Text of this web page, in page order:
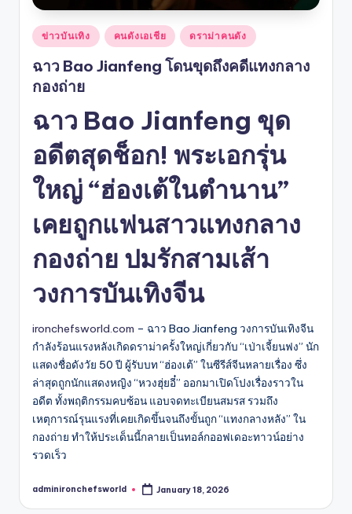
Posted
in
ข่าวบันเทิง คนดังเอเชีย ดราม่าคนดัง
ฉาว Bao Jianfeng โดนขุดถึงคดีแทงกลาง
กองถ่าย
ฉาว Bao Jianfeng ขุด
อดีตสุดช็อก! พระเอกรุ่น
ใหญ่ “ฮ่องเต้ในตำนาน”
เคยถูกแฟนสาวแทงกลาง
กองถ่าย ปมรักสามเส้า
วงการบันเทิงจีน
ironchefsworld.com – ฉาว Bao Jianfeng วงการบันเทิงจีน
กำลังร้อนแรงหลังเกิดดราม่าครั้งใหญ่เกี่ยวกับ “เป่าเจี้ยนฟง” นัก
แสดงชื่อดังวัย 50 ปี ผู้รับบท “ฮ่องเต้” ในซีรีส์จีนหลายเรื่อง ซึ่ง
ล่าสุดถูกนักแสดงหญิง “หวงฮุ่ยอี๋” ออกมาเปิดโปงเรื่องราวใน
อดีต ทั้งพฤติกรรมคบซ้อน แอบจดทะเบียนสมรส รวมถึง
เหตุการณ์รุนแรงที่เคยเกิดขึ้นจนถึงขั้นถูก “แทงกลางหลัง” ใน
กองถ่าย ทำให้ประเด็นนี้กลายเป็นทอล์กออฟเดอะทาวน์อย่าง
รวดเร็ว
Posted
adminironchefsworld January 18, 2026